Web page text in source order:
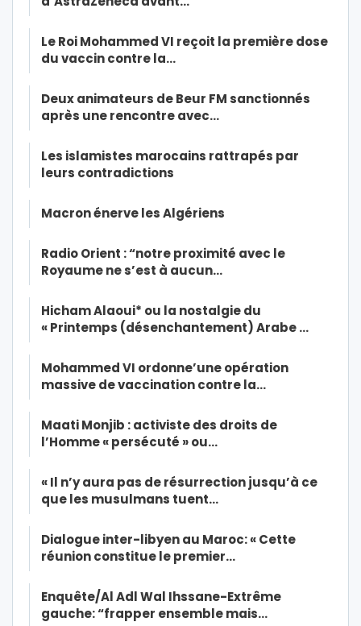
Le Roi Mohammed VI reçoit la première dose
du vaccin contre la…
Deux animateurs de Beur FM sanctionnés
après une rencontre avec…
Les islamistes marocains rattrapés par
leurs contradictions
Macron énerve les Algériens
Radio Orient : “notre proximité avec le
Royaume ne s’est à aucun…
Hicham Alaoui* ou la nostalgie du
« Printemps (désenchantement) Arabe …
Mohammed VI ordonne’une opération
massive de vaccination contre la…
Maati Monjib : activiste des droits de
l’Homme « persécuté » ou…
« Il n’y aura pas de résurrection jusqu’à ce
que les musulmans tuent…
Dialogue inter-libyen au Maroc: « Cette
réunion constitue le premier…
Enquête/Al Adl Wal Ihssane-Extrême
gauche: “frapper ensemble mais…